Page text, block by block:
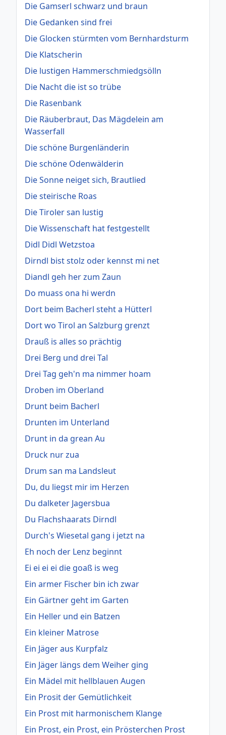
Die Gamserl schwarz und braun
Die Gedanken sind frei
Die Glocken stürmten vom Bernhardsturm
Die Klatscherin
Die lustigen Hammerschmiedgsölln
Die Nacht die ist so trübe
Die Rasenbank
Die Räuberbraut, Das Mägdelein am
Wasserfall
Die schöne Burgenländerin
Die schöne Odenwälderin
Die Sonne neiget sich, Brautlied
Die steirische Roas
Die Tiroler san lustig
Die Wissenschaft hat festgestellt
Didl Didl Wetzstoa
Dirndl bist stolz oder kennst mi net
Diandl geh her zum Zaun
Do muass ona hi werdn
Dort beim Bacherl steht a Hütterl
Dort wo Tirol an Salzburg grenzt
Drauß is alles so prächtig
Drei Berg und drei Tal
Drei Tag geh'n ma nimmer hoam
Droben im Oberland
Drunt beim Bacherl
Drunten im Unterland
Drunt in da grean Au
Druck nur zua
Drum san ma Landsleut
Du, du liegst mir im Herzen
Du dalketer Jagersbua
Du Flachshaarats Dirndl
Durch's Wiesetal gang i jetzt na
Eh noch der Lenz beginnt
Ei ei ei ei die goaß is weg
Ein armer Fischer bin ich zwar
Ein Gärtner geht im Garten
Ein Heller und ein Batzen
Ein kleiner Matrose
Ein Jäger aus Kurpfalz
Ein Jäger längs dem Weiher ging
Ein Mädel mit hellblauen Augen
Ein Prosit der Gemütlichkeit
Ein Prost mit harmonischem Klange
Ein Prost, ein Prost, ein Prösterchen Prost